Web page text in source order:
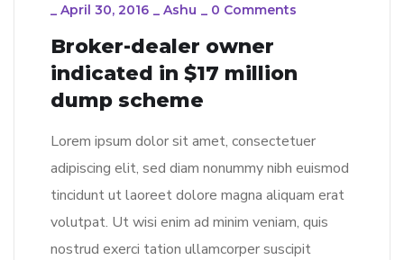
_ April 30, 2016 _ Ashu _ 0 Comments
Broker-dealer owner
indicated in $17 million
dump scheme
Lorem ipsum dolor sit amet, consectetuer
adipiscing elit, sed diam nonummy nibh euismod
tincidunt ut laoreet dolore magna aliquam erat
volutpat. Ut wisi enim ad minim veniam, quis
nostrud exerci tation ullamcorper suscipit